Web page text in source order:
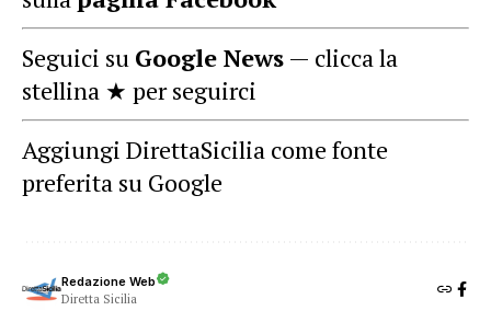
Seguici su Google News — clicca la
stellina ★ per seguirci
Aggiungi DirettaSicilia come fonte
preferita su Google
Redazione Web
Diretta Sicilia